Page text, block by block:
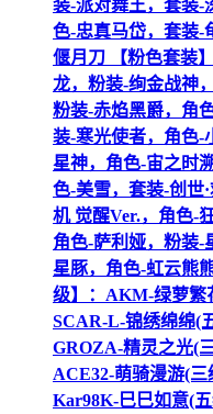
装-派对舞王，套装-
色-忠真马岱，套装-
偃月刀 【粉色套装
龙，粉装-绚金战神
粉装-赤焰黑爵，角
装-寒光使者，角色-
星神，角色-宙之时
色-美雪，套装-创世
机 觉醒Ver.，角色-
角色-萨利娅，粉装-
星豚，角色-虹云熊
级】：AKM-绿萝繁
SCAR-L-锦绣绵绵(
GROZA-精灵之光(
ACE32-萌骑漫游(三
Kar98K-巳巳如意(